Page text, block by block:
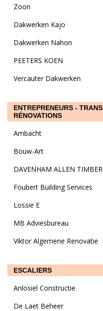
Zoon
Dakwerken Kajo
Dakwerken Nahon
PEETERS KOEN
Vercauter Dakwerken
ENTREPRENEURS -
RÉNOVATIONS
Ambacht
Bouw-Art
DAVENHAM ALLEN TIMBER
Foubert Building Services
Lossie E
MB Adviesbureau
Viktor Algemene Renovatie
ESCALIERS
Anlosiel Constructie
De Laet Beheer